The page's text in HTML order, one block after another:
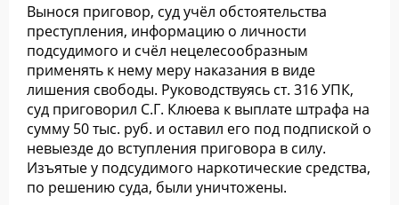
Вынося приговор, суд учёл обстоятельства
преступления, информацию о личности
подсудимого и счёл нецелесообразным
применять к нему меру наказания в виде
лишения свободы. Руководствуясь ст. 316 УПК,
суд приговорил С.Г. Клюева к выплате штрафа на
сумму 50 тыс. руб. и оставил его под подпиской о
невыезде до вступления приговора в силу.
Изъятые у подсудимого наркотические средства,
по решению суда, были уничтожены.